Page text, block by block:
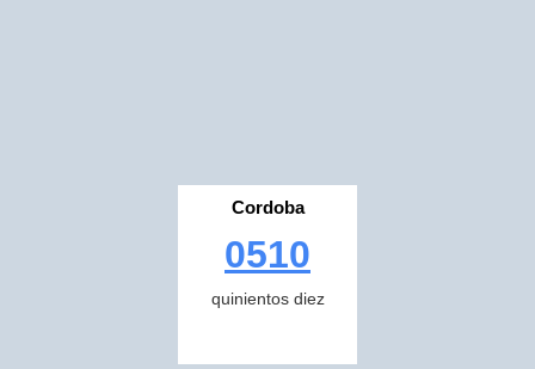
Cordoba
0510
quinientos diez